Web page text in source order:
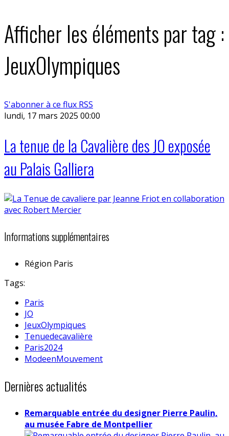
Afficher les éléments par tag :
JeuxOlympiques
S'abonner à ce flux RSS
lundi, 17 mars 2025 00:00
La tenue de la Cavalière des JO exposée
au Palais Galliera
Informations supplémentaires
Région Paris
Tags:
Paris
JO
JeuxOlympiques
Tenuedecavalière
Paris2024
ModeenMouvement
Dernières actualités
Remarquable entrée du designer Pierre Paulin,
au musée Fabre de Montpellier